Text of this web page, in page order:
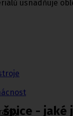
usnadňuje